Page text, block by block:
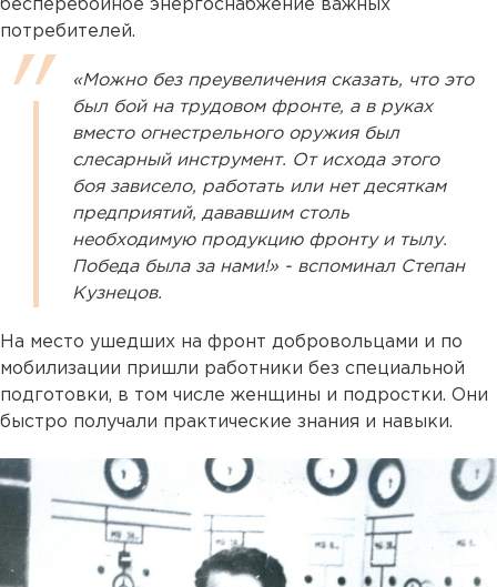
бесперебойное энергоснабжение важных
потребителей.
«Можно без преувеличения сказать, что это
был бой на трудовом фронте, а в руках
вместо огнестрельного оружия был
слесарный инструмент. От исхода этого
боя зависело, работать или нет десяткам
предприятий, дававшим столь
необходимую продукцию фронту и тылу.
Победа была за нами!» - вспоминал Степан
Кузнецов.
На место ушедших на фронт добровольцами и по
мобилизации пришли работники без специальной
подготовки, в том числе женщины и подростки. Они
быстро получали практические знания и навыки.